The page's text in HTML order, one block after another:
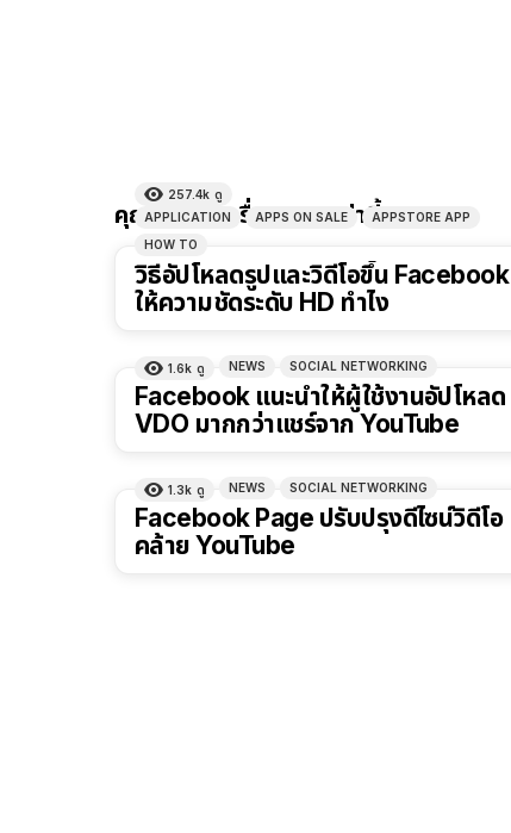
คุณอาจชอบเรื่องราวเหล่านี้
257.4k ดู
APPLICATION
APPS ON SALE
APPSTORE APP
HOW TO
วิธีอัปโหลดรูปและวิดีโอขึ้น Facebook
ให้ความชัดระดับ HD ทำไง
1.6k ดู NEWS SOCIAL NETWORKING
Facebook แนะนำให้ผู้ใช้งานอัปโหลด
VDO มากกว่าแชร์จาก YouTube
1.3k ดู NEWS SOCIAL NETWORKING
Facebook Page ปรับปรุงดีไซน์วิดีโอ
คล้าย YouTube